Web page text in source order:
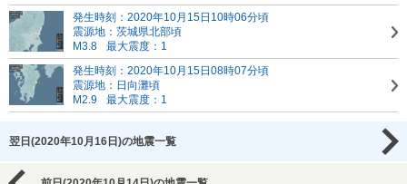
発生時刻：2020年10月15日10時06分頃
震源地：茨城県北部頃
M3.8
最大震度：1
発生時刻：2020年10月15日08時07分頃
震源地：日向灘頃
M2.9
最大震度：1
翌日(2020年10月16日)の地震一覧